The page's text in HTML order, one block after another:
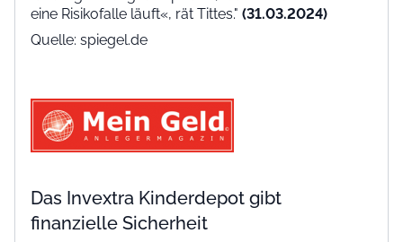
eine Risikofalle läuft«, rät Tittes." (31.03.2024)
Quelle: spiegel.de
Das Invextra Kinderdepot gibt
finanzielle Sicherheit